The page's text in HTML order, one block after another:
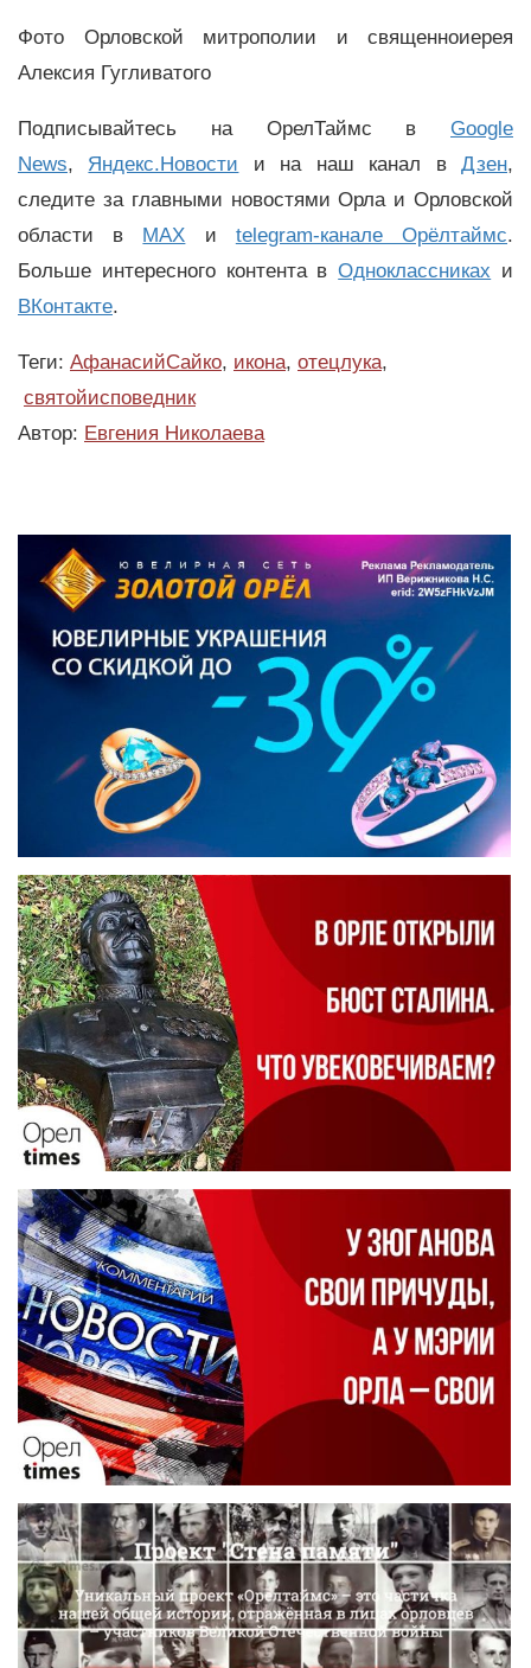
Фото Орловской митрополии и священноиерея
Алексия Гугливатого
Подписывайтесь на ОрелТаймс в Google
News, Яндекс.Новости и на наш канал вДзен,
следите за главными новостями Орла и Орловской
области в MAX и telegram-канале Орёлтаймс.
Больше интересного контента вОдноклассниках и
ВКонтакте.
Теги: АфанасийСайко, икона, отецлука,
святойисповедник
Автор: Евгения Николаева